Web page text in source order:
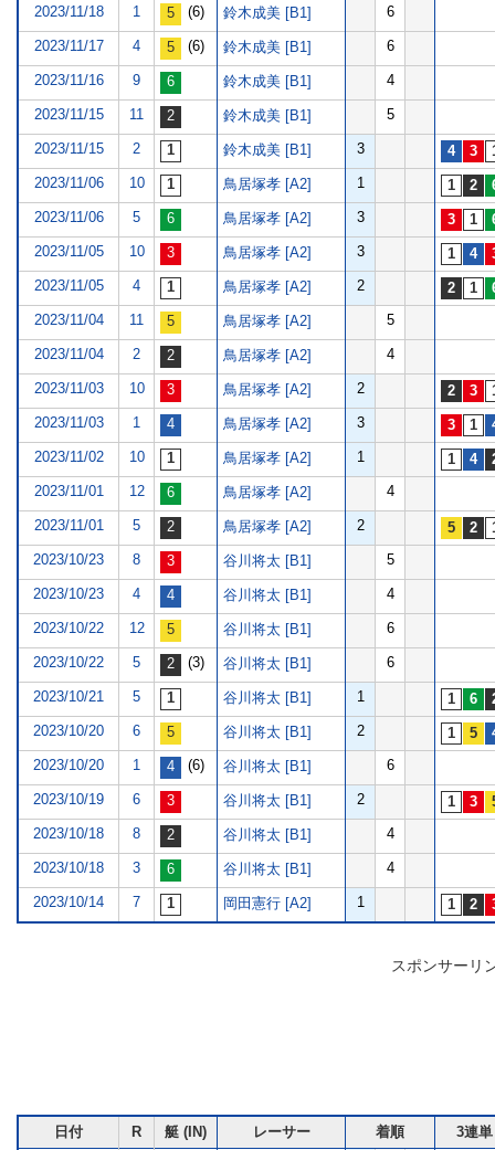
2023/11/18 1 (6) 鈴木成美 [B1] 6
2023/11/17 4 (6) 鈴木成美 [B1] 6
2023/11/16 9 鈴木成美 [B1] 4
2023/11/15 11 鈴木成美 [B1] 5
2023/11/15 2 鈴木成美 [B1] 3
2023/11/06 10 鳥居塚孝 [A2] 1
2023/11/06 5 鳥居塚孝 [A2] 3
2023/11/05 10 鳥居塚孝 [A2] 3
2023/11/05 4 鳥居塚孝 [A2] 2
2023/11/04 11 鳥居塚孝 [A2] 5
2023/11/04 2 鳥居塚孝 [A2] 4
2023/11/03 10 鳥居塚孝 [A2] 2
2023/11/03 1 鳥居塚孝 [A2] 3
2023/11/02 10 鳥居塚孝 [A2] 1
2023/11/01 12 鳥居塚孝 [A2] 4
2023/11/01 5 鳥居塚孝 [A2] 2
2023/10/23 8 谷川将太 [B1] 5
2023/10/23 4 谷川将太 [B1] 4
2023/10/22 12 谷川将太 [B1] 6
2023/10/22 5 (3) 谷川将太 [B1] 6
2023/10/21 5 谷川将太 [B1] 1
2023/10/20 6 谷川将太 [B1] 2
2023/10/20 1 (6) 谷川将太 [B1] 6
2023/10/19 6 谷川将太 [B1] 2
2023/10/18 8 谷川将太 [B1] 4
2023/10/18 3 谷川将太 [B1] 4
2023/10/14 7 岡田憲行 [A2] 1
スポンサーリ
日付 R 艇 (IN) レーサー 着順
3連単